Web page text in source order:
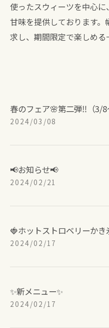
使ったスウィーツを中心
甘味を提供しております
求し、期間限定で楽しめる
春のフェア🌸第二弾‼︎（3/8
2024/03/08
📢お知らせ📢
2024/02/21
🍓ホットストロベリーかき
2024/02/17
✨新メニュー✨
2024/02/17